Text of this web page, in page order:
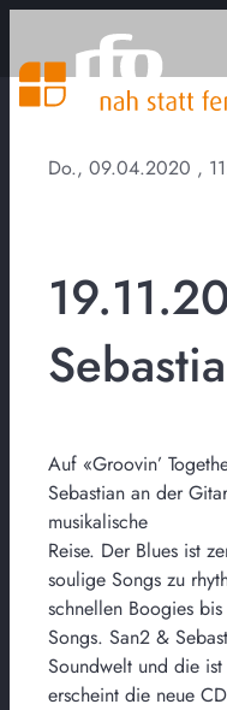
Do., 09.04.2020 ,
Auf «Groovin’
Sebastian an der
musikalische
Reise. Der Blues ist
soulige Songs zu
schnellen Boogies
Songs. San2 &
Soundwelt und die
erscheint die neue